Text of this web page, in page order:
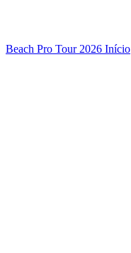
Beach Pro Tour 2026 Início